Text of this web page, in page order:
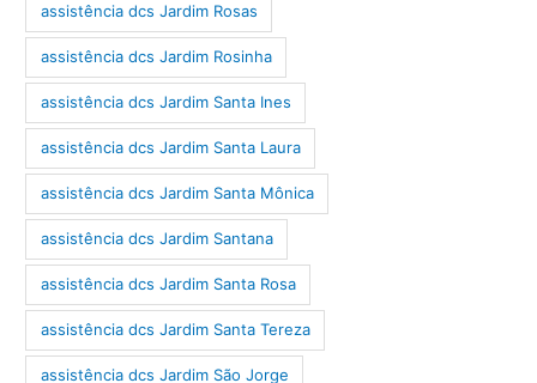
assistência dcs Jardim Rosas
assistência dcs Jardim Rosinha
assistência dcs Jardim Santa Ines
assistência dcs Jardim Santa Laura
assistência dcs Jardim Santa Mônica
assistência dcs Jardim Santana
assistência dcs Jardim Santa Rosa
assistência dcs Jardim Santa Tereza
assistência dcs Jardim São Jorge